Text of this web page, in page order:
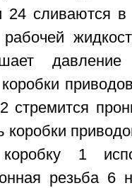
24 сливаются
стремится
коробки
1
резьба